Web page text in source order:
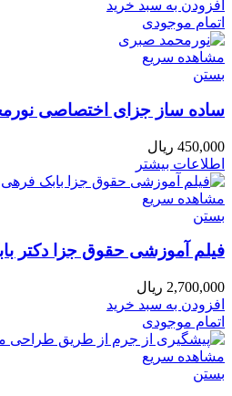
افزودن به سبد خرید
اتمام موجودی
مشاهده سریع
بستن
ساده ساز جزای اختصاصی
450,000 ریال
اطلاعات بیشتر
مشاهده سریع
بستن
فیلم آموزشی حقوق جزا دکتر
2,700,000 ریال
افزودن به سبد خرید
اتمام موجودی
مشاهده سریع
بستن